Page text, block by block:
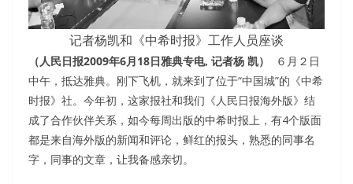
记者杨凯和《中希时报》工作人员座谈
（人民日报2009年6月18日雅典专电, 记者杨 凯）
６月２日
中午，抵达雅典。刚下飞机，就来到了位于“中国城”的《中希
时报》社。今年初，这家报社和我们《人民日报海外版》结
成了合作伙伴关系，如今每周出版的中希时报上，有4个版面
都是来自海外版的新闻和评论，鲜红的报头，熟悉的同事名
字，同事的文章，让我备感亲切。